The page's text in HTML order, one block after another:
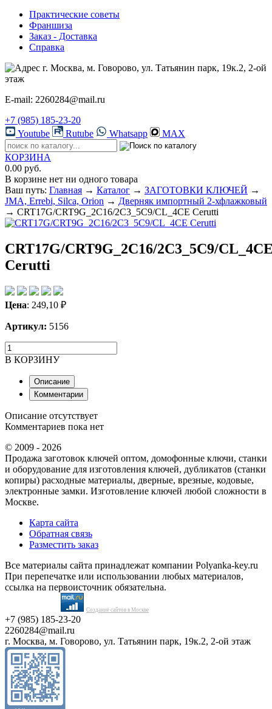
Практические советы
Франшиза
Заказ - Доставка
Справка
г. Москва, м. Говорово, ул. Татьянин парк, 19к.2, 2-ой
этаж
E-mail: 2260284@mail.ru
+7 (985) 185-23-20
Youtube
Rutube Whatsapp MAX
КОРЗИНА
0.00 руб.
В корзине нет ни одного товара
Ваш путь: Главная → Каталог → ЗАГОТОВКИ КЛЮЧЕЙ →
JMA, Errebi, Silca, Orion → Дверняк импортный 2-хфлажковый
→ CRT17G/CRT9G_2C16/2C3_5C9/CL_4CE Cerutti
CRT17G/CRT9G_2C16/2C3_5C9/
Cerutti
Цена: 249,10 ₽
Артикул: 5156
В КОРЗИНУ
Описание
Комментарии
Описание отсутствует
Комментариев пока нет
© 2009 - 2026
Продажа заготовок ключей оптом, домофонные ключи, станки
и оборудование для изготовления ключей, дубликатов (станки
копиры) расходные материалы, дверные, врезные, кодовые,
электронные замки. Изготовление ключей любой сложности в
Москве.
Карта сайта
Обратная связь
Разместить заказ
Все материалы сайта принадлежат компании Polyanka-key.ru
При перепечатке или использовании любых материалов,
ссылка на первоисточник обязательна.
Создание сайтов в Москве
+7 (985) 185-23-20
2260284@mail.ru
г. Москва, м. Говорово, ул. Татьянин парк, 19к.2, 2-ой этаж